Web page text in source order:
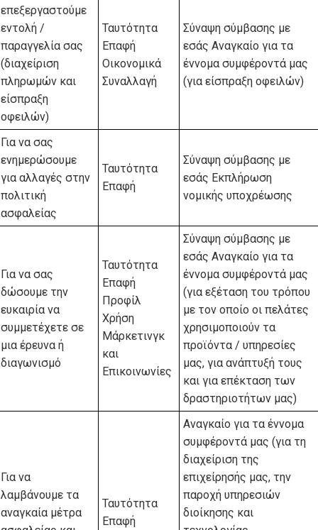
επεξεργαστούμε
εντολή /
παραγγελία σας
(διαχείριση
πληρωμών και
είσπραξη
οφειλών)
Ταυτότητα
Επαφή
Οικονομικά
Συναλλαγή
Σύναψη σύμβασης με
εσάς Αναγκαίο για τα
έννομα συμφέροντά μας
(για είσπραξη οφειλών)
Για να σας
ενημερώσουμε
για αλλαγές στην
πολιτική
ασφαλείας
Ταυτότητα
Επαφή
Σύναψη σύμβασης με
εσάς Εκπλήρωση
νομικής υποχρέωσης
Για να σας
δώσουμε την
ευκαιρία να
συμμετέχετε σε
μια έρευνα ή
διαγωνισμό
Ταυτότητα
Επαφή
Προφίλ
Χρήση
Μάρκετινγκ
και
Επικοινωνίες
Σύναψη σύμβασης με
εσάς Αναγκαίο για τα
έννομα συμφέροντά μας
(για εξέταση του τρόπου
με τον οποίο οι πελάτες
χρησιμοποιούν τα
προϊόντα / υπηρεσίες
μας, για ανάπτυξή τους
και για επέκταση των
δραστηριοτήτων μας)
Για να
λαμβάνουμε τα
αναγκαία μέτρα
Ταυτότητα
Επαφή
Αναγκαίο για τα έννομα
συμφέροντά μας (για τη
διαχείριση της
επιχείρησής μας, την
παροχή υπηρεσιών
διοίκησης και